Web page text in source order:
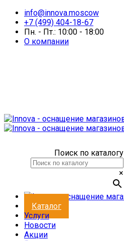
info@innova.moscow
+7 (499) 404-18-67
Пн. - Пт.: 10:00 - 18:00
О компании
Поиск по каталогу
×
Каталог
Услуги
Новости
Акции